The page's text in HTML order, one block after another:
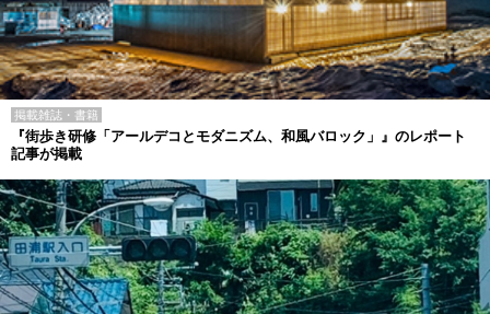
掲載雑誌・書籍
『街歩き研修「アールデコとモダニズム、和風バロック」』のレポート
記事が掲載